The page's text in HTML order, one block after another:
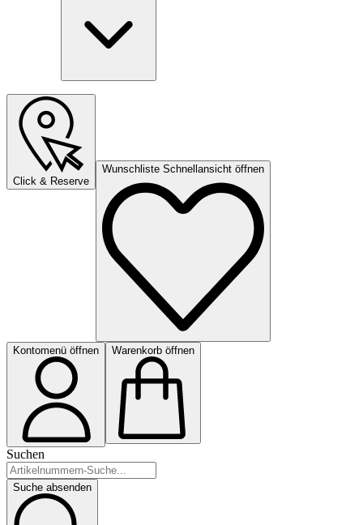
Click & Reserve
Wunschliste Schnellansicht öffnen
Kontomenü öffnen Warenkorb öffnen
Suchen
Suche absenden